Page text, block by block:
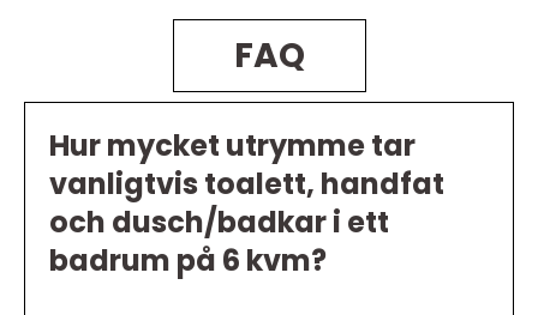
FAQ
Hur mycket utrymme tar
vanligtvis toalett, handfat
och dusch/badkar i ett
badrum på 6 kvm?